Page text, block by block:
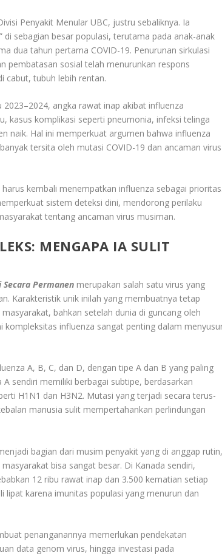
Penyakit Menular UBC, justru sebaliknya. Ia
sebagian besar populasi, terutama pada anak-anak
dua tahun pertama COVID-19. Penurunan sirkulasi
pembatasan sosial telah menurunkan respons
cabut, tubuh lebih rentan.
angka rawat inap akibat influenza
kasus komplikasi seperti pneumonia, infeksi telinga
naik. Hal ini memperkuat argumen bahwa influenza
tersita oleh mutasi COVID-19 dan ancaman virus
kembali menempatkan influenza sebagai
sistem deteksi dini, mendorong perilaku
tentang ancaman virus musiman.
MENGAPA IA SULIT
Permanen merupakan salah satu virus yang
Karakteristik unik inilah yang membuatnya tetap
bahkan setelah dunia di guncang oleh
kompleksitas influenza sangat penting dalam
A, B, C, dan D, dengan tipe A dan B yang paling
sendiri memiliki berbagai subtipe, berdasarkan
H1N1 dan H3N2. Mutasi yang terjadi secara terus-
manusia sulit mempertahankan perlindungan
bagian dari musim penyakit yang di anggap
bisa sangat besar. Di Kanada sendiri,
12 ribu rawat inap dan 3.500 kematian setiap
lipat karena imunitas populasi yang menurun dan
penanganannya memerlukan pendekatan
data genom virus, hingga investasi pada